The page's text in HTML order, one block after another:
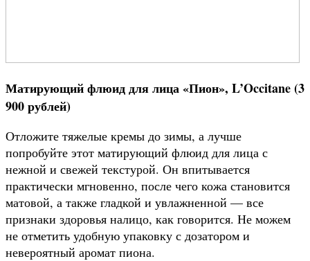
Матирующий флюид для лица «Пион», L’Occitane (3
900 рублей)
Отложите тяжелые кремы до зимы, а лучше
попробуйте этот матирующий флюид для лица с
нежной и свежей текстурой. Он впитывается
практически мгновенно, после чего кожа становится
матовой, а также гладкой и увлажненной — все
признаки здоровья налицо, как говорится. Не можем
не отметить удобную упаковку с дозатором и
невероятный аромат пиона.